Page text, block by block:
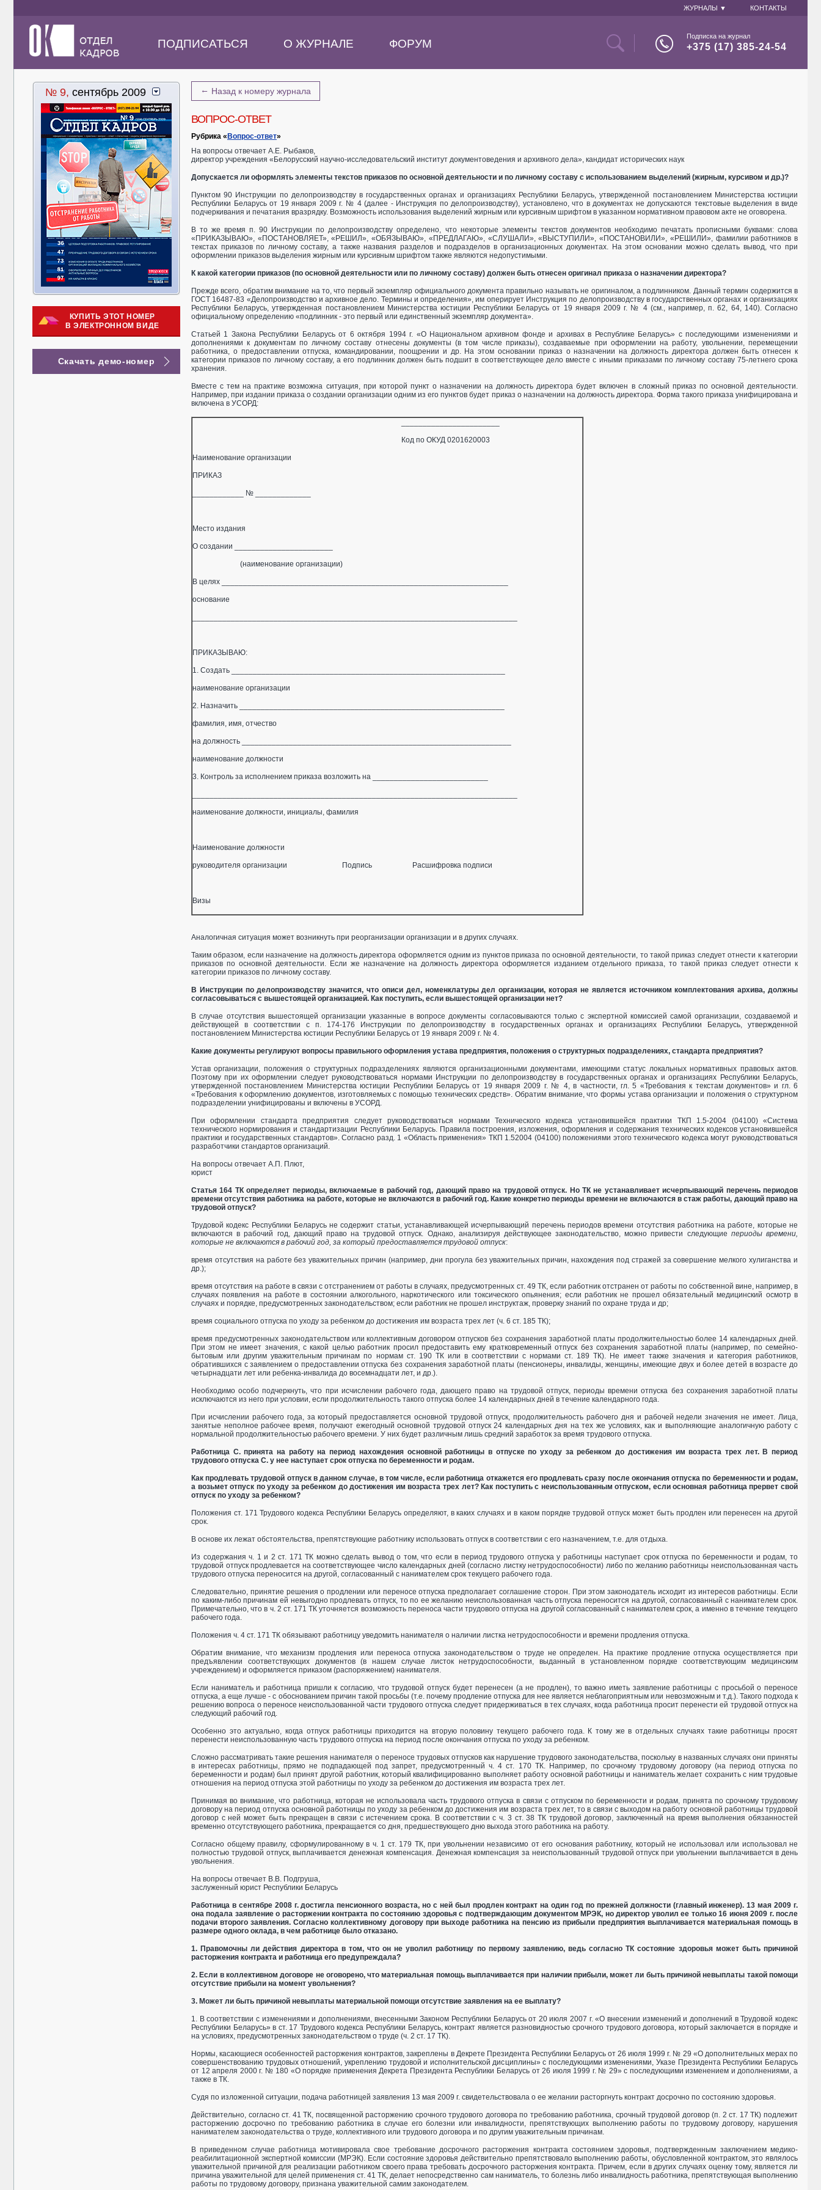
ЖУРНАЛЫ ▼ КОНТАКТЫ
ПОДПИСАТЬСЯ О ЖУРНАЛЕ ФОРУМ
Подписка на журнал
+375 (17) 385-24-54
№ 9, сентябрь 2009
КУПИТЬ ЭТОТ НОМЕР
В ЭЛЕКТРОННОМ ВИДЕ
Скачать демо-номер
← Назад к номеру журнала
ВОПРОС-ОТВЕТ
Рубрика « Вопрос-ответ»
На вопросы отвечает А.Е. Рыбаков,
директор учреждения «Белорусский научно-исследовательский институт документоведения и архивного дела», кандидат исторических наук
Допускается ли оформлять элементы текстов приказов по основной деятельности и по личному составу с использованием выделений (жирным, курсивом и др.)?
Пунктом 90 Инструкции по делопроизводству в государственных органах и организациях Республики Беларусь, утвержденной постановлением Министерства юстиции
Республики Беларусь от 19 января 2009 г. № 4 (далее - Инструкция по делопроизводству), установлено, что в документах не допускаются текстовые выделения в виде
подчеркивания и печатания вразрядку. Возможность использования выделений жирным или курсивным шрифтом в указанном нормативном правовом акте не оговорена.
В то же время п. 90 Инструкции по делопроизводству определено, что некоторые элементы текстов документов необходимо печатать прописными буквами: слова
«ПРИКАЗЫВАЮ», «ПОСТАНОВЛЯЕТ», «РЕШИЛ», «ОБЯЗЫВАЮ», «ПРЕДЛАГАЮ», «СЛУШАЛИ», «ВЫСТУПИЛИ», «ПОСТАНОВИЛИ», «РЕШИЛИ», фамилии работников в
текстах приказов по личному составу, а также названия разделов и подразделов в организационных документах. На этом основании можно сделать вывод, что при
оформлении приказов выделения жирным или курсивным шрифтом также являются недопустимыми.
К какой категории приказов (по основной деятельности или по личному составу) должен быть отнесен оригинал приказа о назначении директора?
Прежде всего, обратим внимание на то, что первый экземпляр официального документа правильно называть не оригиналом, а подлинником. Данный термин содержится в
ГОСТ 16487-83 «Делопроизводство и архивное дело. Термины и определения», им оперирует Инструкция по делопроизводству в государственных органах и организациях
Республики Беларусь, утвержденная постановлением Министерства юстиции Республики Беларусь от 19 января 2009 г. № 4 (см., например, п. 62, 64, 140). Согласно
официальному определению «подлинник - это первый или единственный экземпляр документа».
Статьей 1 Закона Республики Беларусь от 6 октября 1994 г. «О Национальном архивном фонде и архивах в Республике Беларусь» с последующими изменениями и
дополнениями к документам по личному составу отнесены документы (в том числе приказы), создаваемые при оформлении на работу, увольнении, перемещении
работника, о предоставлении отпуска, командировании, поощрении и др. На этом основании приказ о назначении на должность директора должен быть отнесен к
категории приказов по личному составу, а его подлинник должен быть подшит в соответствующее дело вместе с иными приказами по личному составу 75-летнего срока
хранения.
Вместе с тем на практике возможна ситуация, при которой пункт о назначении на должность директора будет включен в сложный приказ по основной деятельности.
Например, при издании приказа о создании организации одним из его пунктов будет приказ о назначении на должность директора. Форма такого приказа унифицирована и
включена в УСОРД:
Код по ОКУД 0201620003
Наименование организации
ПРИКАЗ
____________ № _____________
Место издания
О создании _______________________
(наименование организации)
В целях ___________________________________________________________________
основание
ПРИКАЗЫВАЮ:
1. Создать ________________________________________________________________
наименование организации
2. Назначить ______________________________________________________________
фамилия, имя, отчество
на должность _______________________________________________________________
наименование должности
3. Контроль за исполнением приказа возложить на ___________________________
наименование должности, инициалы, фамилия
Наименование должности
руководителя организации Подпись Расшифровка подписи
Визы
Аналогичная ситуация может возникнуть при реорганизации организации и в других случаях.
Таким образом, если назначение на должность директора оформляется одним из пунктов приказа по основной деятельности, то такой приказ следует отнести к категории
приказов по основной деятельности. Если же назначение на должность директора оформляется изданием отдельного приказа, то такой приказ следует отнести к
категории приказов по личному составу.
В Инструкции по делопроизводству значится, что описи дел, номенклатуры дел организации, которая не является источником комплектования архива, должны
согласовываться с вышестоящей организацией. Как поступить, если вышестоящей организации нет?
В случае отсутствия вышестоящей организации указанные в вопросе документы согласовываются только с экспертной комиссией самой организации, создаваемой и
действующей в соответствии с п. 174-176 Инструкции по делопроизводству в государственных органах и организациях Республики Беларусь, утвержденной
постановлением Министерства юстиции Республики Беларусь от 19 января 2009 г. № 4.
Какие документы регулируют вопросы правильного оформления устава предприятия, положения о структурных подразделениях, стандарта предприятия?
Устав организации, положения о структурных подразделениях являются организационными документами, имеющими статус локальных нормативных правовых актов.
Поэтому при их оформлении следует руководствоваться нормами Инструкции по делопроизводству в государственных органах и организациях Республики Беларусь,
утвержденной постановлением Министерства юстиции Республики Беларусь от 19 января 2009 г. № 4, в частности, гл. 5 «Требования к текстам документов» и гл. 6
«Требования к оформлению документов, изготовляемых с помощью технических средств». Обратим внимание, что формы устава организации и положения о структурном
подразделении унифицированы и включены в УСОРД.
При оформлении стандарта предприятия следует руководствоваться нормами Технического кодекса установившейся практики ТКП 1.5-2004 (04100) «Система
технического нормирования и стандартизации Республики Беларусь. Правила построения, изложения, оформления и содержания технических кодексов установившейся
практики и государ­ственных стандартов». Согласно разд. 1 «Область применения» ТКП 1.5­2004 (04100) положениями этого технического кодекса могут руководствоваться
разработчики стандартов организаций.
На вопросы отвечает А.П. Плют,
юрист
Статья 164 ТК определяет периоды, включаемые в рабочий год, дающий право на трудовой отпуск. Но ТК не устанавливает исчерпывающий перечень периодов
времени отсутствия работника на работе, которые не включаются в рабочий год. Какие конкретно периоды времени не включаются в стаж работы, дающий право на
трудовой отпуск?
Трудовой кодекс Республики Беларусь не содержит статьи, устанавливающей исчерпывающий перечень периодов времени отсутствия работника на работе, которые не
включаются в рабочий год, дающий право на трудовой отпуск. Однако, анализируя действующее законодательство, можно привести следующие периоды времени,
которые не включаются в рабочий год, за который предоставляется трудовой отпуск:
время отсутствия на работе без уважительных причин (например, дни прогула без уважительных причин, нахождения под стражей за совершение мелкого хулиганства и
др.);
время отсутствия на работе в связи с отстранением от работы в случаях, предусмотренных ст. 49 ТК, если работник отстранен от работы по собственной вине, например, в
случаях появления на работе в состоянии алкогольного, наркотического или токсического опьянения; если работник не прошел обязательный медицинский осмотр в
случаях и порядке, предусмотренных законодательством; если работник не прошел инструктаж, проверку знаний по охране труда и др;
время социального отпуска по уходу за ребенком до достижения им возраста трех лет (ч. 6 ст. 185 ТК);
время предусмотренных законодательством или коллективным договором отпусков без сохранения заработной платы продолжительностью более 14 календарных дней.
При этом не имеет значения, с какой целью работник просил предоставить ему кратковременный отпуск без сохранения заработной платы (например, по семейно­-
бытовым или другим уважительным причинам по нормам ст. 190 ТК или в соответствии с нормами ст. 189 ТК). Не имеет также значения и категория работников,
обратившихся с заявлением о предоставлении отпуска без сохранения заработной платы (пенсионеры, инвалиды, женщины, имеющие двух и более детей в возрасте до
четырнадцати лет или ребенка­-инвалида до восемнадцати лет, и др.).
Необходимо особо подчеркнуть, что при исчислении рабочего года, дающего право на трудовой отпуск, периоды времени отпуска без сохранения заработной платы
исключаются из него при условии, если продолжительность такого отпуска более 14 календарных дней в течение календарного года.
При исчислении рабочего года, за который предоставляется основной трудовой отпуск, продолжительность рабочего дня и рабочей недели значения не имеет. Лица,
занятые неполное рабочее время, получают ежегодный основной трудовой отпуск 24 календарных дня на тех же условиях, как и выполняющие аналогичную работу с
нормальной продолжительностью рабочего времени. У них будет различным лишь средний заработок за время трудового отпуска.
Работница С. принята на работу на период нахождения основной работницы в отпуске по уходу за ребенком до достижения им возраста трех лет. В период
трудового отпуска С. у нее наступает срок отпуска по беременности и родам.
Как продлевать трудовой отпуск в данном случае, в том числе, если работница откажется его продлевать сразу после окончания отпуска по беременности и родам,
а возьмет отпуск по уходу за ребенком до достижения им возраста трех лет? Как поступить с неиспользованным отпуском, если основная работница прервет свой
отпуск по уходу за ребенком?
Положения ст. 171 Трудового кодекса Республики Беларусь определяют, в каких случаях и в каком порядке трудовой отпуск может быть продлен или перенесен на другой
срок.
В основе их лежат обстоятельства, препятствующие работнику использовать отпуск в соответствии с его назначением, т.е. для отдыха.
Из содержания ч. 1 и 2 ст. 171 ТК можно сделать вывод о том, что если в период трудового отпуска у работницы наступает срок отпуска по беременности и родам, то
трудовой отпуск продлевается на соответствующее число календарных дней (согласно листку нетрудоспособности) либо по желанию работницы неиспользованная часть
трудового отпуска переносится на другой, согласованный с нанимателем срок текущего рабочего года.
Следовательно, принятие решения о продлении или переносе отпуска предполагает соглашение сторон. При этом законодатель исходит из интересов работницы. Если
по каким­-либо причинам ей невыгодно продлевать отпуск, то по ее желанию неиспользованная часть отпуска переносится на другой, согласованный с нанимателем срок.
Примечательно, что в ч. 2 ст. 171 ТК уточняется возможность переноса части трудового отпуска на другой согласованный с нанимателем срок, а именно в течение текущего
рабочего года.
Положения ч. 4 ст. 171 ТК обязывают работницу уведомить нанимателя о наличии листка нетрудоспособности и времени продления отпуска.
Обратим внимание, что механизм продления или переноса отпуска законодательством о труде не определен. На практике продление отпуска осуществляется при
предъявлении соответствующих документов (в нашем случае листок нетрудоспособности, выданный в установленном порядке соответствующим медицинским
учреждением) и оформляется приказом (распоряжением) нанимателя.
Если наниматель и работница пришли к согласию, что трудовой отпуск будет перенесен (а не продлен), то важно иметь заявление работницы с просьбой о переносе
отпуска, а еще лучше - с обоснованием причин такой просьбы (т.е. почему продление отпуска для нее является неблагоприятным или невозможным и т.д.). Такого подхода к
решению вопроса о переносе неиспользованной части трудового отпуска следует придерживаться в тех случаях, когда работница просит перенести ей трудовой отпуск на
следующий рабочий год.
Особенно это актуально, когда отпуск работницы приходится на вторую половину текущего рабочего года. К тому же в отдельных случаях такие работницы просят
перенести неиспользованную часть трудового отпуска на период после окончания отпуска по уходу за ребенком.
Сложно рассматривать такие решения нанимателя о переносе трудовых отпусков как нарушение трудового законодательства, поскольку в названных случаях они приняты
в интересах работницы, прямо не подпадающей под запрет, предусмотренный ч. 4 ст. 170 ТК. Например, по срочному трудовому договору (на период отпуска по
беременности и родам) был принят другой работник, который квалифицированно выполняет работу основной работницы и наниматель желает сохранить с ним трудовые
отношения на период отпуска этой работницы по уходу за ребенком до достижения им возраста трех лет.
Принимая во внимание, что работница, которая не использовала часть трудового отпуска в связи с отпуском по беременности и родам, принята по срочному трудовому
договору на период отпуска основной работницы по уходу за ребенком до достижения им возраста трех лет, то в связи с выходом на работу основной работницы трудовой
договор с ней может быть прекращен в связи с истечением срока. В соответствии с ч. 3 ст. 38 ТК трудовой договор, заключенный на время выполнения обязанностей
временно отсутствующего работника, прекращается со дня, предшествующего дню выхода этого работника на работу.
Согласно общему правилу, сформулированному в ч. 1 ст. 179 ТК, при увольнении независимо от его основания работнику, который не использовал или использовал не
полностью трудовой отпуск, выплачивается денежная компенсация. Денежная компенсация за неиспользованный трудовой отпуск при увольнении выплачивается в день
увольнения.
На вопросы отвечает В.В. Подгруша,
заслуженный юрист Республики Беларусь
Работница в сентябре 2008 г. достигла пенсионного возраста, но с ней был продлен контракт на один год по прежней должности (главный инженер). 13 мая 2009 г.
она подала заявление о расторжении контракта по состоянию здоровья с подтверждающим документом МРЭК, но директор уволил ее только 16 июня 2009 г. после
подачи второго заявления. Согласно коллективному договору при выходе работника на пенсию из прибыли предприятия выплачивается материальная помощь в
размере одного оклада, в чем работнице было отказано.
1. Правомочны ли действия директора в том, что он не уволил работницу по первому заявлению, ведь согласно ТК состояние здоровья может быть причиной
расторжения контракта и работница его предупреждала?
2. Если в коллективном договоре не оговорено, что материальная помощь выплачивается при наличии прибыли, может ли быть причиной невыплаты такой помощи
отсутствие прибыли на момент увольнения?
3. Может ли быть причиной невыплаты материальной помощи отсутствие заявления на ее выплату?
1. В соответствии с изменениями и дополнениями, внесенными Законом Республики Беларусь от 20 июля 2007 г. «О внесении изменений и дополнений в Трудовой кодекс
Республики Беларусь» в ст. 17 Трудового кодекса Республики Беларусь, контракт является разновидностью срочного трудового договора, который заключается в порядке и
на условиях, предусмотренных законодательством о труде (ч. 2 ст. 17 ТК).
Нормы, касающиеся особенностей расторжения контрактов, закреплены в Декрете Президента Республики Беларусь от 26 июля 1999 г. № 29 «О дополнительных мерах по
совершенствованию трудовых отношений, укреплению трудовой и исполнительской дисциплины» с последующими изменениями, Указе Президента Республики Беларусь
от 12 апреля 2000 г. № 180 «О порядке применения Декрета Президента Республики Беларусь от 26 июля 1999 г. № 29» с последующими изменением и дополнениями, а
также в ТК.
Судя по изложенной ситуации, подача работницей заявления 13 мая 2009 г. свидетельствовала о ее желании расторгнуть контракт досрочно по состоянию здоровья.
Действительно, согласно ст. 41 ТК, по­священной расторжению срочного трудового договора по требованию работника, срочный трудовой договор (п. 2 ст. 17 ТК) подлежит
расторжению досрочно по требованию работника в случае его болезни или инвалидности, препятствующих выполнению работы по трудовому договору, нарушения
нанимателем законодатель­ства о труде, коллективного или трудового договора и по другим уважительным причинам.
В приведенном случае работница мотивировала свое требование досрочного расторжения контракта состоянием здоровья, подтвержденным заключением медико-
реабилитационной экспертной комиссии (МРЭК). Если состояние здоровья действительно препятствовало выполнению работы, обусловленной контрактом, это являлось
уважительной причиной для реализации работником своего права требовать досрочного расторжения контракта. Причем, если в других случаях оценку тому, является ли
причина уважительной для целей применения ст. 41 ТК, делает непосредственно сам наниматель, то болезнь либо инвалидность работника, препятствующая выполнению
работы по трудовому договору, признана уважительной самим законодателем.